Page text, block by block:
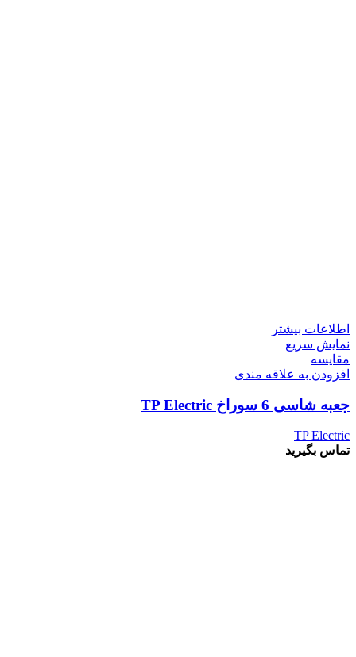
اطلاعات بیشتر
نمایش سریع
مقايسه
افزودن به علاقه مندی
جعبه شاسی 6 سوراخ TP Electric
TP Electric
تماس بگیرید